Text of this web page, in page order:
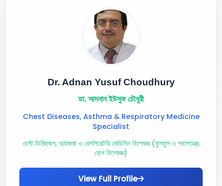
Dr. Adnan Yusuf Choudhury
ডা. আদনান ইউসুফ চৌধুরী
Chest Diseases, Asthma & Respiratory Medicine
Specialist
চেস্ট ডিজিজেস, অ্যাজমা ও রেসপিরেটরি মেডিসিন বিশেষজ্ঞ (ফুসফুস ও শ্বাসতন্ত্র
রোগ বিশেষজ্ঞ)
View Full Profile